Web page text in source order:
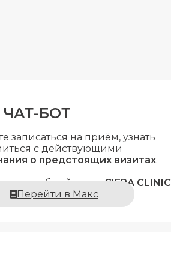
БОТ
записаться на приём, узнать
с действующими
о предстоящих визитах.
и общайтесь сCIFRA CLINIC
Перейти в Макс